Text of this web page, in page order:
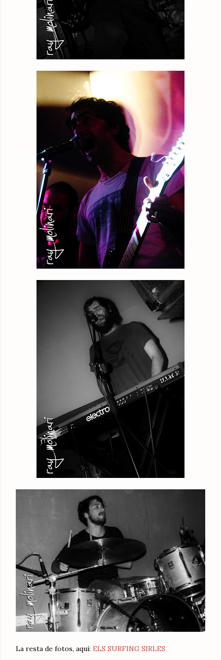
La resta de fotos, aquí: ELS SURFING SIRLES